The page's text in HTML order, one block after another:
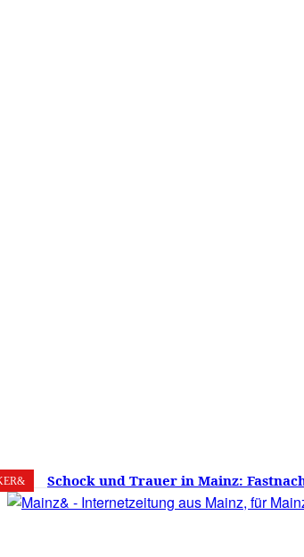
6. August 2026 28.7 Mainz
Schock und Trauer in Mainz:
60 Jahren gestorben – Was ist die